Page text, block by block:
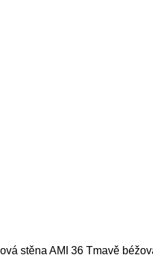
stěna AMI 36 Tmavě